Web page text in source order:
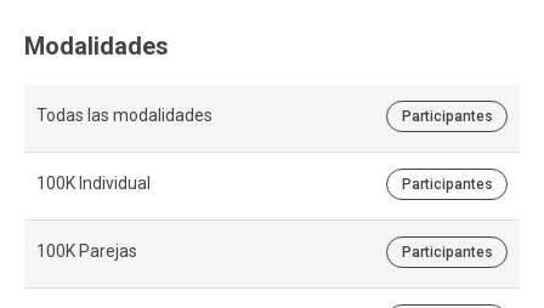
Modalidades
Todas las modalidades Participantes
100K Individual Participantes
100K Parejas Participantes